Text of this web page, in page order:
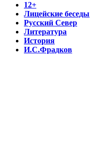
12+
Лицейские беседы
Русский Север
Литература
История
И.С.Фрадков